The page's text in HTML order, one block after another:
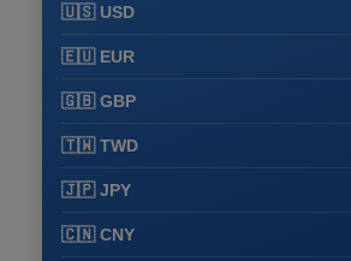
🇺🇸 USD
🇪🇺 EUR
🇬🇧 GBP
🇹🇼 TWD
🇯🇵 JPY
🇨🇳 CNY